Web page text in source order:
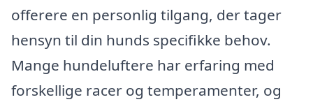
offerere en personlig tilgang, der tager
hensyn til din hunds specifikke behov.
Mange hundeluftere har erfaring med
forskellige racer og temperamenter, og